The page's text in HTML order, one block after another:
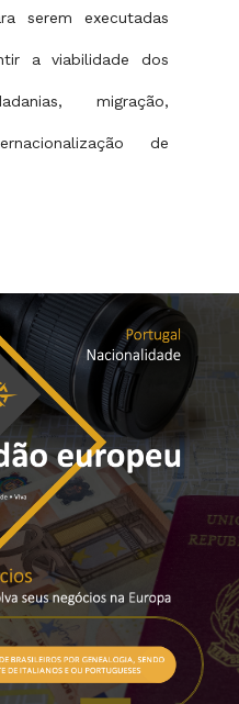
serem executadas
a viabilidade dos
migração,
de